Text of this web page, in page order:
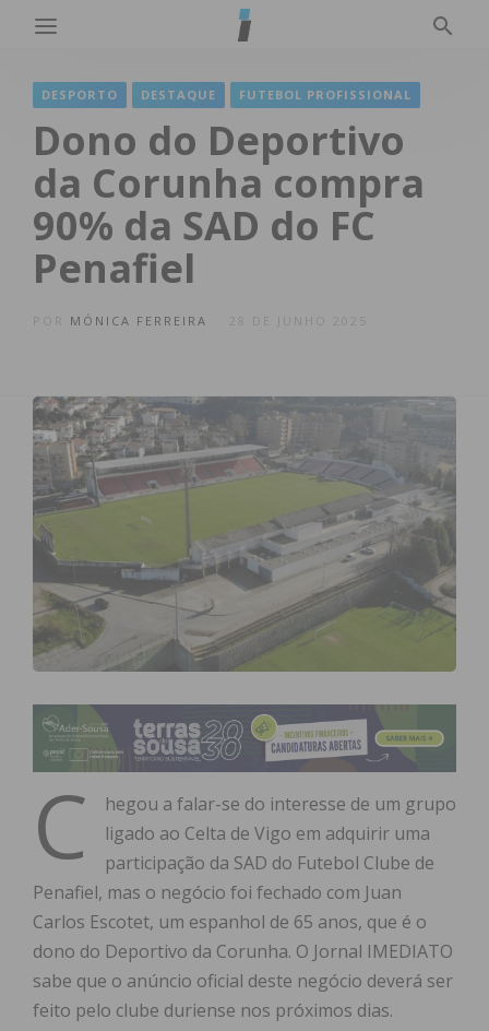
DESPORTO DESTAQUE FUTEBOL PROFISSIONAL
Dono do Deportivo
da Corunha compra
90% da SAD do FC
Penafiel
MÓNICA FERREIRA
C
hegou a falar-se do interesse de um grupo
ligado ao Celta de Vigo em adquirir uma
participação da SAD do Futebol Clube de
Penafiel, mas o negócio foi fechado com Juan
Carlos Escotet, um espanhol de 65 anos, que é o
dono do Deportivo da Corunha. O Jornal IMEDIATO
sabe que o anúncio oficial deste negócio deverá ser
feito pelo clube duriense nos próximos dias.